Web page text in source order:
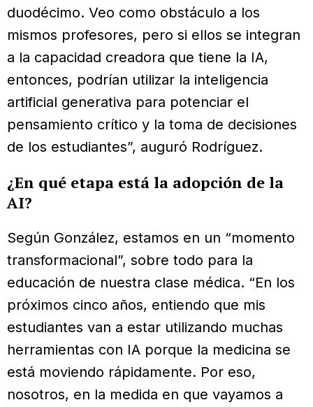
duodécimo. Veo como obstáculo a los
mismos profesores, pero si ellos se integran
a la capacidad creadora que tiene la IA,
entonces, podrían utilizar la inteligencia
artificial generativa para potenciar el
pensamiento crítico y la toma de decisiones
de los estudiantes”, auguró Rodríguez.
¿En qué etapa está la adopción de la
AI?
Según González, estamos en un “momento
transformacional”, sobre todo para la
educación de nuestra clase médica. “En los
próximos cinco años, entiendo que mis
estudiantes van a estar utilizando muchas
herramientas con IA porque la medicina se
está moviendo rápidamente. Por eso,
nosotros, en la medida en que vayamos a